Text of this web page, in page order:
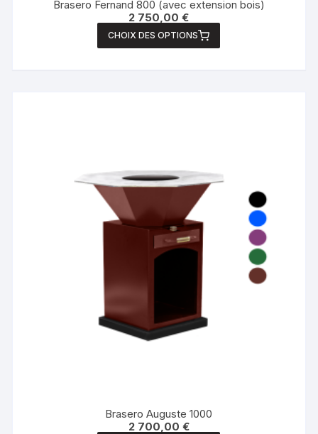
Brasero Fernand 800 (avec extension bois)
2 750,00€
CHOIX DES OPTIONS
Brasero Auguste 1000
2 700,00 €